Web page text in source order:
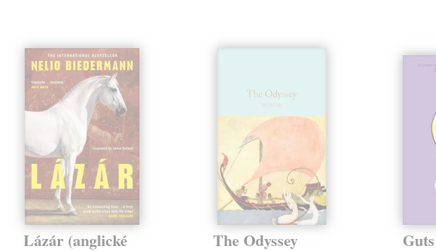
Lázár (anglické The Odyssey Guts